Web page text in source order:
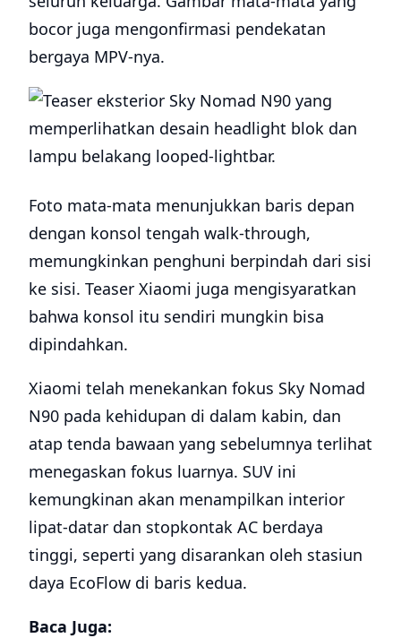
bocor juga mengonfirmasi pendekatan
bergaya MPV-nya.
Foto mata-mata menunjukkan baris depan
dengan konsol tengah walk-through,
memungkinkan penghuni berpindah dari sisi
ke sisi. Teaser Xiaomi juga mengisyaratkan
bahwa konsol itu sendiri mungkin bisa
dipindahkan.
Xiaomi telah menekankan fokus Sky Nomad
N90 pada kehidupan di dalam kabin, dan
atap tenda bawaan yang sebelumnya terlihat
menegaskan fokus luarnya. SUV ini
kemungkinan akan menampilkan interior
lipat-datar dan stopkontak AC berdaya
tinggi, seperti yang disarankan oleh stasiun
daya EcoFlow di baris kedua.
Baca Juga: